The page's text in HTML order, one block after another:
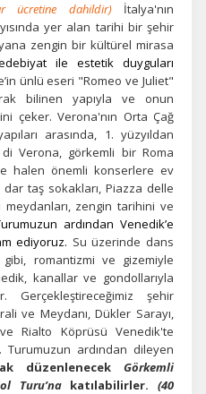
ücretine dahildir)İtalya'nın
yer alan tarihi bir şehir
zengin bir kültürel mirasa
ile estetik duyguları
ünlü eseri "Romeo ve Juliet"
bilinen yapıyla ve onun
çeker. Verona'nın Orta Çağ
arasında, 1. yüzyıldan
Verona, görkemli bir Roma
halen önemli konserlere ev
taş sokakları, Piazza delle
zengin tarihini ve
ardından Venedik’e
ediyoruz. Su üzerinde dans
romantizmi ve gizemiyle
kanallar ve gondollarıyla
Gerçekleştireceğimiz şehir
ve Meydanı, Dükler Sarayı,
Rialto Köprüsü Venedik'te
Turumuzun ardından dileyen
düzenlenecek Görkemli
Turu’nakatılabilirler.(40